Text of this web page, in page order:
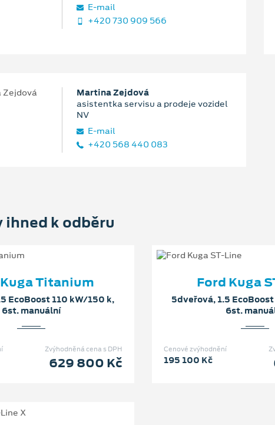
E‑mail
+420 730 909 566
Martina Zejdová
asistentka servisu a prodeje vozidel
NV
E‑mail
+420 568 440 083
ihned k odběru
Titanium
EcoBoost 110 kW/150 k,
6st. manuální
Zvýhodněná cena s DPH
629 800 Kč
Ford Kuga
5dveřová, 1.5
6st.
Cenové zvýhodnění
195 100 Kč